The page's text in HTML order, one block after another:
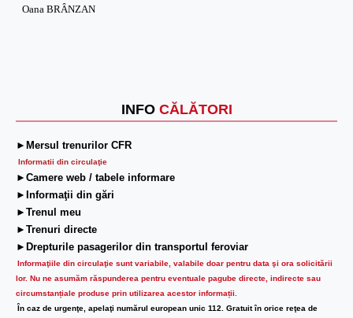
INFO CĂLĂTORI
►Mersul trenurilor CFR
Informatii din circulaţie
►Camere web / tabele informare
►Informaţii din gări
►Trenul meu
►Trenuri directe
►Drepturile pasagerilor din transportul feroviar
Informaţiile din circulaţie sunt variabile, valabile doar pentru data şi ora solicitării
lor. Nu ne asumăm răspunderea pentru eventuale pagube directe, indirecte sau
circumstanțiale produse prin utilizarea acestor informații.
În caz de urgenţe, apelaţi numărul european unic 112. Gratuit în orice reţea de
Oana BRÂNZAN